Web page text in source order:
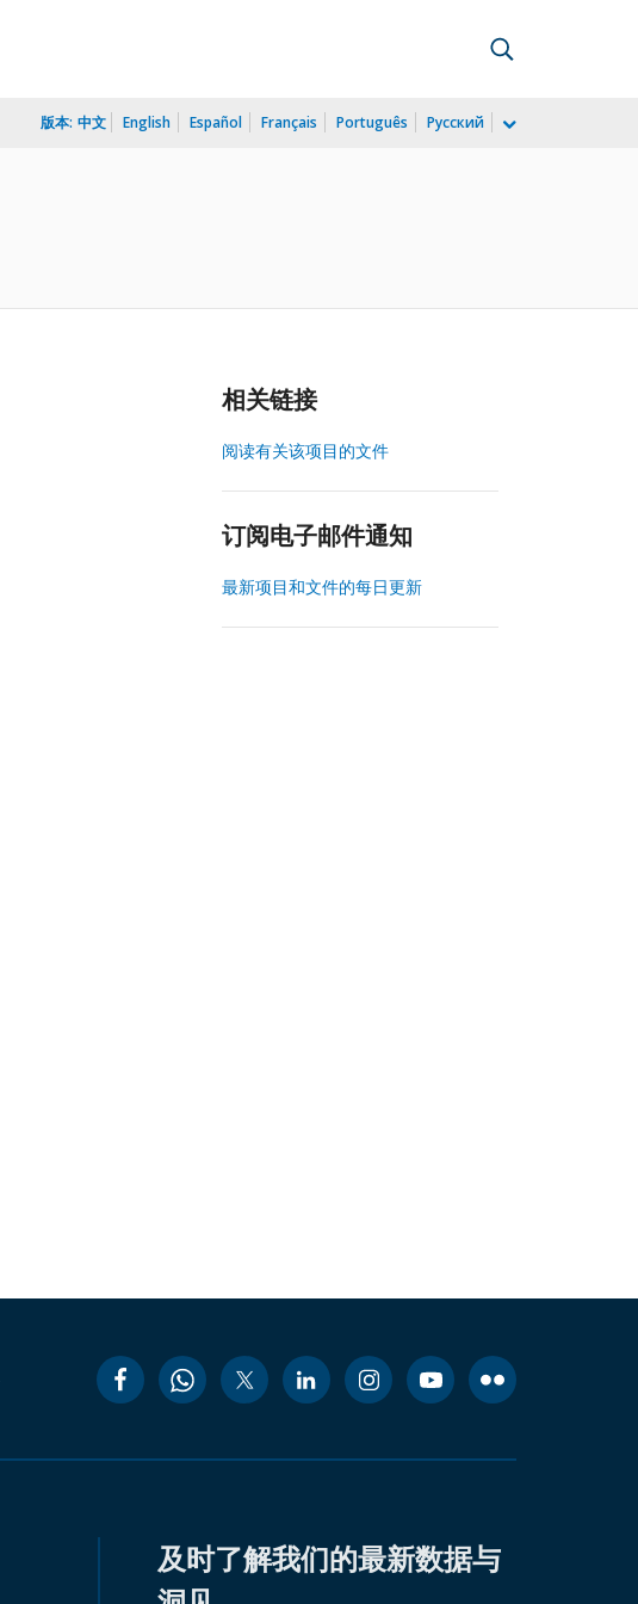
版本: 中文 English Español Français Português Русский
相关链接
阅读有关该项目的文件
订阅电子邮件通知
最新项目和文件的每日更新
及时了解我们的最新数据与